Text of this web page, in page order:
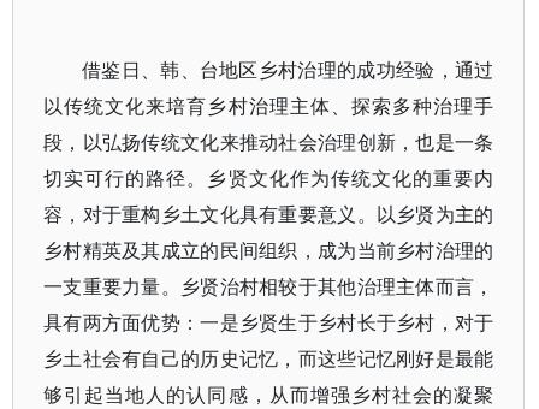
借鉴日、韩、台地区乡村治理的成功经验，通过
以传统文化来培育乡村治理主体、探索多种治理手
段，以弘扬传统文化来推动社会治理创新，也是一条
切实可行的路径。乡贤文化作为传统文化的重要内
容，对于重构乡土文化具有重要意义。以乡贤为主的
乡村精英及其成立的民间组织，成为当前乡村治理的
一支重要力量。乡贤治村相较于其他治理主体而言，
具有两方面优势：一是乡贤生于乡村长于乡村，对于
乡土社会有自己的历史记忆，而这些记忆刚好是最能
够引起当地人的认同感，从而增强乡村社会的凝聚